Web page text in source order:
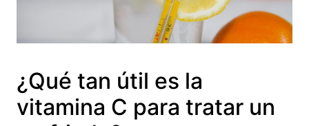
¿Qué tan útil es la
vitamina C para tratar un